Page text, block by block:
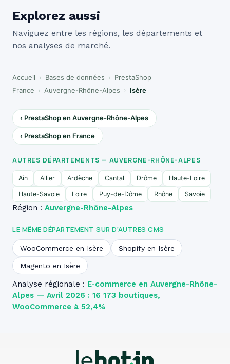
Explorez aussi
Naviguez entre les régions, les départements et
nos analyses de marché.
Accueil › Bases de données › PrestaShop
France › Auvergne-Rhône-Alpes › Isère
‹ PrestaShop en Auvergne-Rhône-Alpes
‹ PrestaShop en France
AUTRES DÉPARTEMENTS — AUVERGNE-RHÔNE-ALPES
Ain Allier Ardèche Cantal Drôme Haute-Loire
Haute-Savoie Loire Puy-de-Dôme Rhône Savoie
Région : Auvergne-Rhône-Alpes
LE MÊME DÉPARTEMENT SUR D’AUTRES CMS
WooCommerce en Isère Shopify en Isère
Magento en Isère
Analyse régionale : E-commerce en Auvergne-Rhône-
Alpes — Avril 2026 : 16 173 boutiques,
WooCommerce à 52,4%